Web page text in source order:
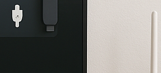
portatile 4K
ready, il mini
in promo su